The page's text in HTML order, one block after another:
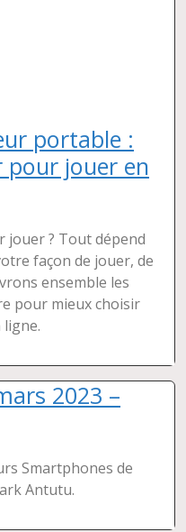
portable :
jouer en
jouer ? Tout dépend
façon de jouer, de
ensemble les
pour mieux choisir
2023 –
Smartphones de
Antutu.